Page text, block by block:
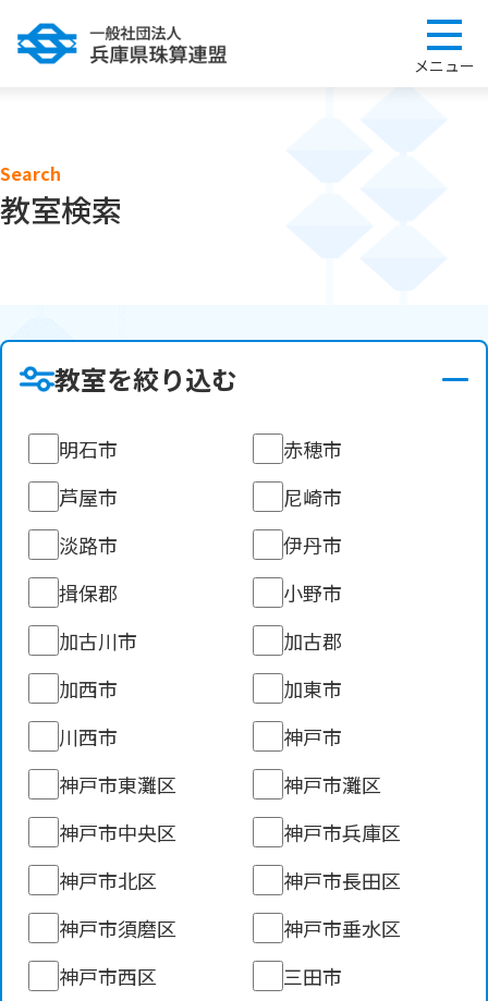
Search
教室検索
教室を絞り込む
明石市
赤穂市
芦屋市
尼崎市
淡路市
伊丹市
揖保郡
小野市
加古川市
加古郡
加西市
加東市
川西市
神戸市
神戸市東灘区
神戸市灘区
神戸市中央区
神戸市兵庫区
神戸市北区
神戸市長田区
神戸市須磨区
神戸市垂水区
神戸市西区
三田市